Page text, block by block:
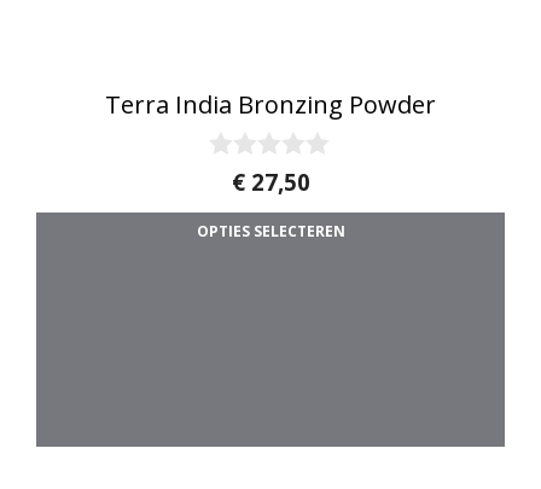
Terra India Bronzing Powder
a
n
€27,50
OPTIES SELECTEREN